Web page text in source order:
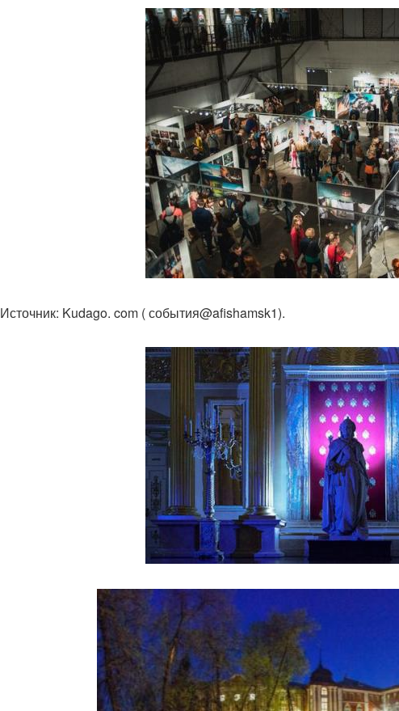
Источник: Kudago. com ( события@afishamsk1).